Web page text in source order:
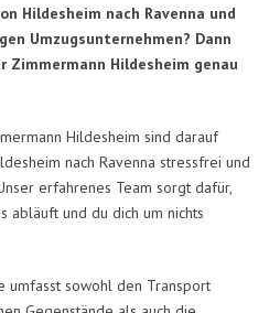
Hildesheim nach Ravenna und
Umzugsunternehmen? Dann
Zimmermann Hildesheim genau
Hildesheim sind darauf
nach Ravenna stressfrei und
erfahrenes Team sorgt dafür,
abläuft und du dich um nichts
umfasst sowohl den Transport